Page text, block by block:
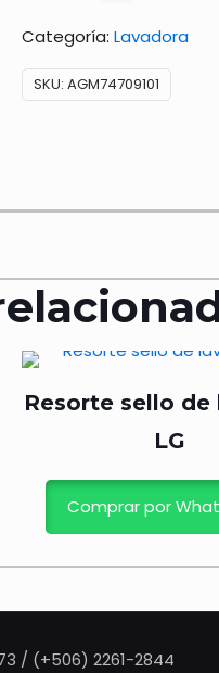
Categoría: Lavadora
SKU: AGM74709101
Resorte sello de
LG
Comprar por
/ (+506) 2261-2844